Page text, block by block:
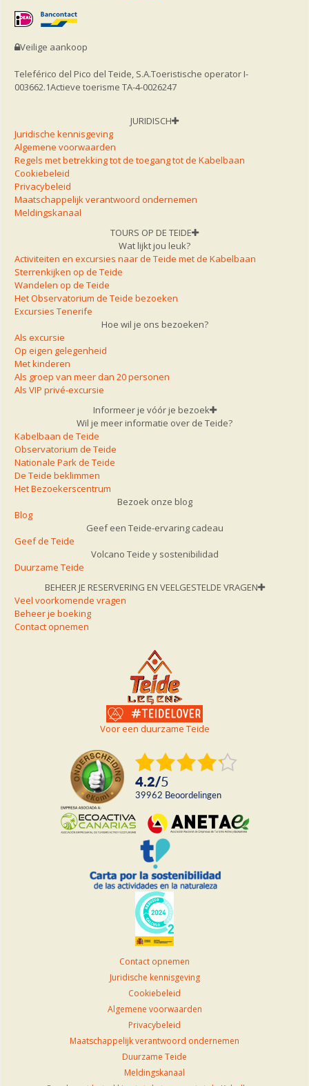
Veilige aankoop
Teleférico del Pico del Teide, S.A.Toeristische operator I-
003662.1Actieve toerisme TA-4-0026247
JURIDISCH
Juridische kennisgeving
Algemene voorwaarden
Regels met betrekking tot de toegang tot de Kabelbaan
Cookiebeleid
Privacybeleid
Maatschappelijk verantwoord ondernemen
Meldingskanaal
TOURS OP DE TEIDE
Wat lijkt jou leuk?
Activiteiten en excursies naar de Teide met de Kabelbaan
Sterrenkijken op de Teide
Wandelen op de Teide
Het Observatorium de Teide bezoeken
Excursies Tenerife
Hoe wil je ons bezoeken?
Als excursie
Op eigen gelegenheid
Met kinderen
Als groep van meer dan 20 personen
Als VIP privé-excursie
Informeer je vóór je bezoek
Wil je meer informatie over de Teide?
Kabelbaan de Teide
Observatorium de Teide
Nationale Park de Teide
De Teide beklimmen
Het Bezoekerscentrum
Bezoek onze blog
Blog
Geef een Teide-ervaring cadeau
Geef de Teide
Volcano Teide y sostenibilidad
Duurzame Teide
BEHEER JE RESERVERING EN VEELGESTELDE VRAGEN
Veel voorkomende vragen
Beheer je boeking
Contact opnemen
Voor een duurzame Teide
4.2/5
39962 beoordelingen
Contact opnemen
Juridische kennisgeving
Cookiebeleid
Algemene voorwaarden
Privacybeleid
Maatschappelijk verantwoord ondernemen
Duurzame Teide
Meldingskanaal